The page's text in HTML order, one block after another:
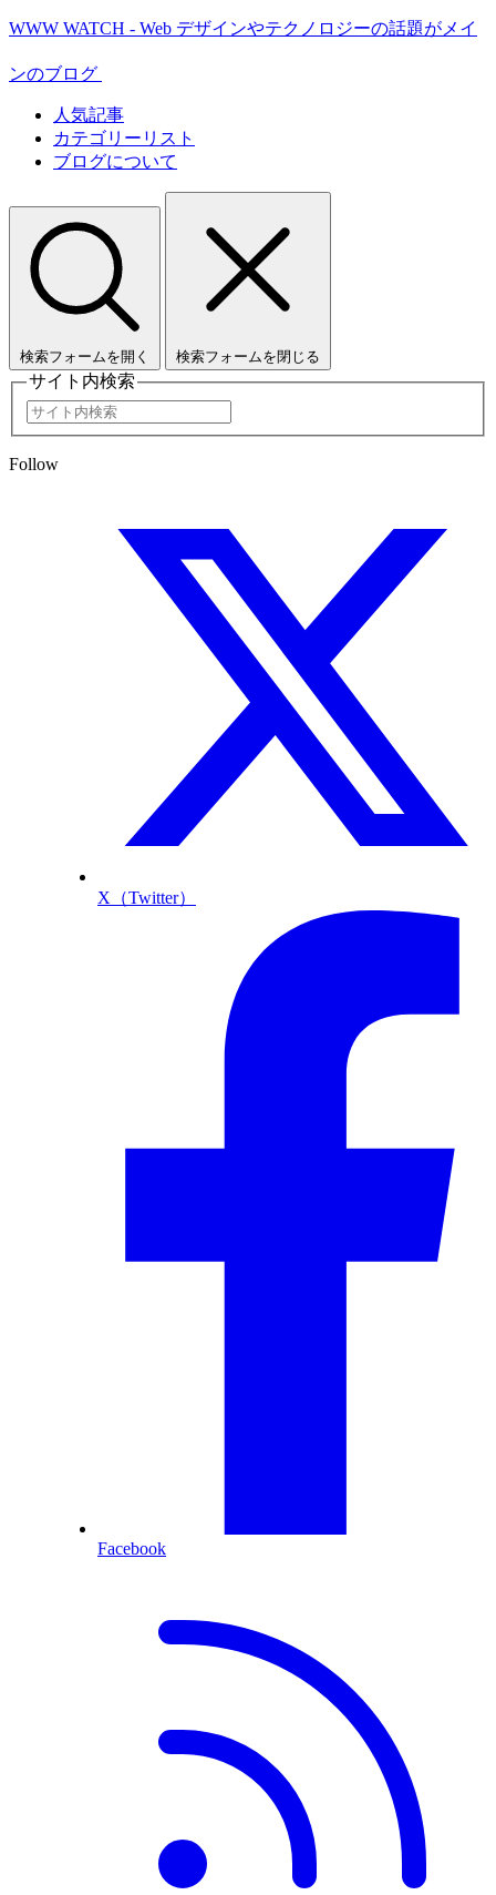
WWW WATCH - Web デザインやテクノロジーの話題がメイ
ンのブログ
人気記事
カテゴリーリスト
ブログについて
検索フォームを開く 検索フォームを閉じる
サイト内検索
Follow
X（Twitter）
Facebook